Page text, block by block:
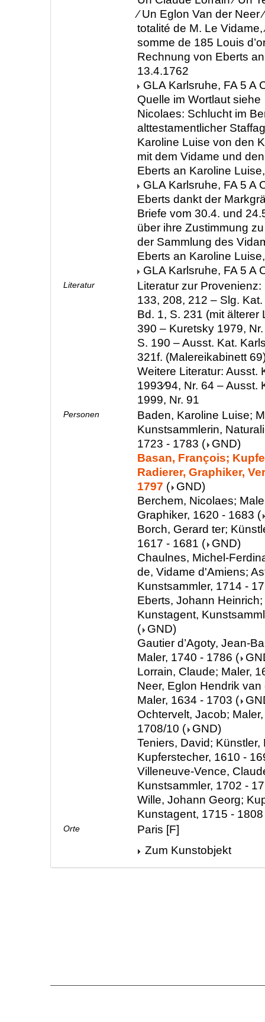
∕ Un Eglon Van der Neer
totalité de M. Le Vidame,
somme de 185 Louis
Rechnung von Eberts
13.4.1762
GLA Karlsruhe, FA 5 A
Quelle im Wortlaut siehe
Nicolaes: Schlucht im
alttestamentlicher
Karoline Luise von den
mit dem Vidame und
Eberts an Karoline
GLA Karlsruhe, FA 5 A
Eberts dankt der
Briefe vom 30.4. und
über ihre Zustimmung
der Sammlung des
Eberts an Karoline
GLA Karlsruhe, FA 5 A
Literatur
Literatur zur
133, 208, 212 – Slg.
Bd. 1, S. 231 (mit älterer
390 – Kuretsky 1979,
S. 190 – Ausst. Kat.
321f. (Malereikabinett
Weitere Literatur: Ausst.
1993∕94, Nr. 64 – Ausst.
1999, Nr. 91
Personen
Baden, Karoline Luise;
Kunstsammlerin,
1723 - 1783 ( GND)
Basan, François;
Radierer, Graphiker,
1797 ( GND)
Berchem, Nicolaes;
Graphiker, 1620 - 1683 (
Borch, Gerard ter;
1617 - 1681 ( GND)
Chaulnes, Michel-
de, Vidame d'Amiens;
Kunstsammler, 1714 -
Eberts, Johann
Kunstagent,
( GND)
Gautier d’Agoty, Jean-
Maler, 1740 - 1786 (
Lorrain, Claude; Maler,
Neer, Eglon Hendrik van
Maler, 1634 - 1703 (
Ochtervelt, Jacob;
1708/10 ( GND)
Teniers, David; Künstler,
Kupferstecher, 1610 -
Villeneuve-Vence,
Kunstsammler, 1702 -
Wille, Johann Georg;
Kunstagent, 1715 - 1808
Orte
Paris [F]
Zum Kunstobjekt